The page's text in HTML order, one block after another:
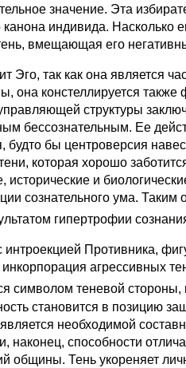
значение. Эта
индивида. Насколько
вмещающая его
Эго, так как она является
она констеллируется
структуры
бессознательным. Ее
будто бы центроверсия
которая хорошо
и
сознательного ума. Таким
гипертрофии
Противника,
агрессивных
символом теневой
становится в позицию
необходимой
наконец, способности
Тень укореняет